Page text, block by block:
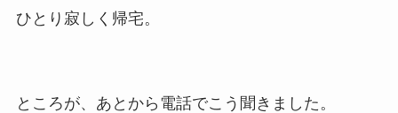
ひとり寂しく帰宅。
ところが、あとから電話でこう聞きました。